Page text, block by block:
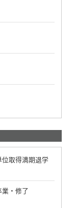
取得満期退学
・修了